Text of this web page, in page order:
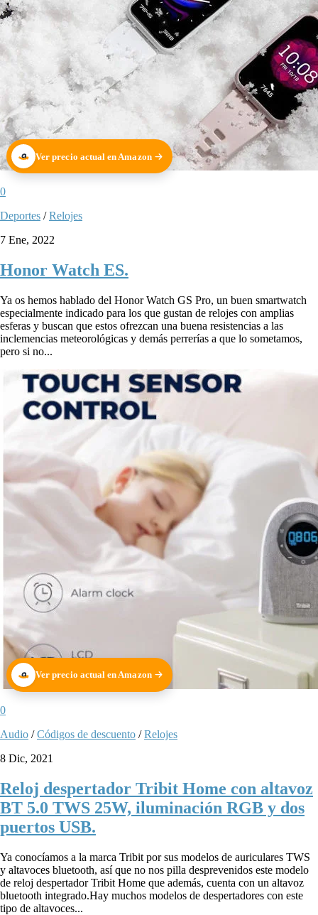
Ver precio actual en Amazon
0
Deportes /Relojes
7 Ene, 2022
Honor Watch ES.
Ya os hemos hablado del Honor Watch GS Pro, un buen smartwatch
especialmente indicado para los que gustan de relojes con amplias
esferas y buscan que estos ofrezcan una buena resistencias a las
inclemencias meteorológicas y demás perrerías a que lo sometamos,
pero si no...
Ver precio actual en Amazon
0
Audio /Códigos de descuento /Relojes
8 Dic, 2021
Reloj despertador Tribit Home con altavoz
BT 5.0 TWS 25W, iluminación RGB y dos
puertos USB.
Ya conocíamos a la marca Tribit por sus modelos de auriculares TWS
y altavoces bluetooth, así que no nos pilla desprevenidos este modelo
de reloj despertador Tribit Home que además, cuenta con un altavoz
bluetooth integrado.Hay muchos modelos de despertadores con este
tipo de altavoces...